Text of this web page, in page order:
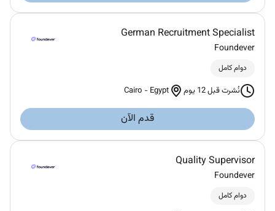
German Recruitment Specialist
Foundever
دوام كامل
نُشرت قبل 12 يوم Cairo - Egypt
قدم الآن
Quality Supervisor
Foundever
دوام كامل